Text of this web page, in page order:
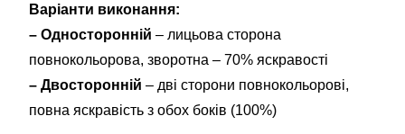
Варіанти виконання:
– Односторонній – лицьова сторона
повнокольорова, зворотна – 70% яскравості
– Двосторонній – дві сторони повнокольорові,
повна яскравість з обох боків (100%)